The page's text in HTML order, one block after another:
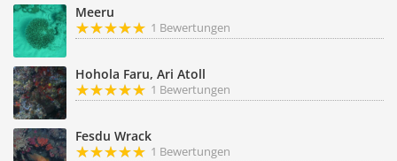
Meeru
1 Bewertungen
Hohola Faru, Ari Atoll
1 Bewertungen
Fesdu Wrack
1 Bewertungen